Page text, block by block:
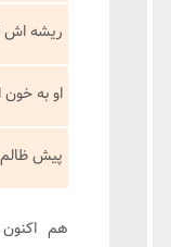
ریشه اش
او به
پیش ظالم
هم اکنون